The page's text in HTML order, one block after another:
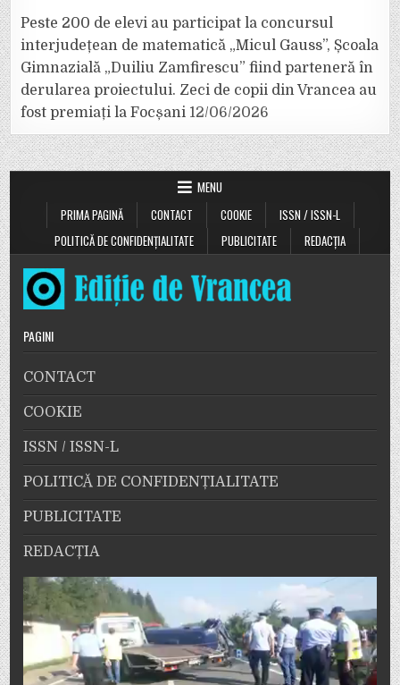
Peste 200 de elevi au participat la concursul
interjudețean de matematică „Micul Gauss”, Școala
Gimnazială „Duiliu Zamfirescu” fiind parteneră în
derularea proiectului. Zeci de copii din Vrancea au
fost premiați la Focșani 12/06/2026
MENU
PRIMA PAGINĂ
CONTACT COOKIE
ISSN / ISSN-L
POLITICĂ DE CONFIDENȚIALITATE
PUBLICITATE REDACȚIA
PAGINI
CONTACT
COOKIE
ISSN / ISSN-L
POLITICĂ DE CONFIDENȚIALITATE
PUBLICITATE
REDACȚIA